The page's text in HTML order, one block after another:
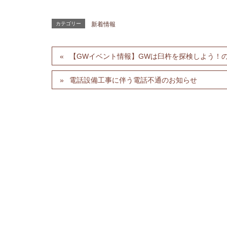
カテゴリー 新着情報
【GWイベント情報】GWは臼杵を探検しよう！
電話設備工事に伴う電話不通のお知らせ